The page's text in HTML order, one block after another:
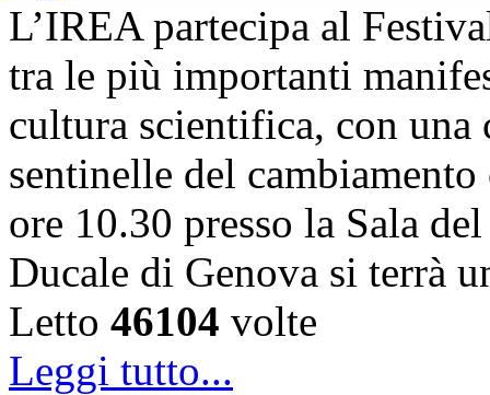
L’IREA partecipa al
tra le più importanti
cultura scientifica, con
sentinelle del
ore 10.30 presso la Sala
Ducale di Genova si terrà
Letto 46104 volte
Leggi tutto...